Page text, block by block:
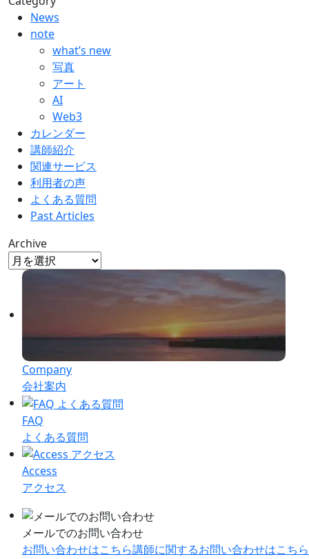
News
note
what’s new
写真
アート
AI
Web3
カレンダー
講師紹介
関連サービス
利用者の声
よくある質問
Past Articles
Archive
Company
会社案内
FAQ
よくある質問
Access
アクセス
メールでのお問い合わせ
お問い合わせはこちら講師に関するお問い合わせはこちら